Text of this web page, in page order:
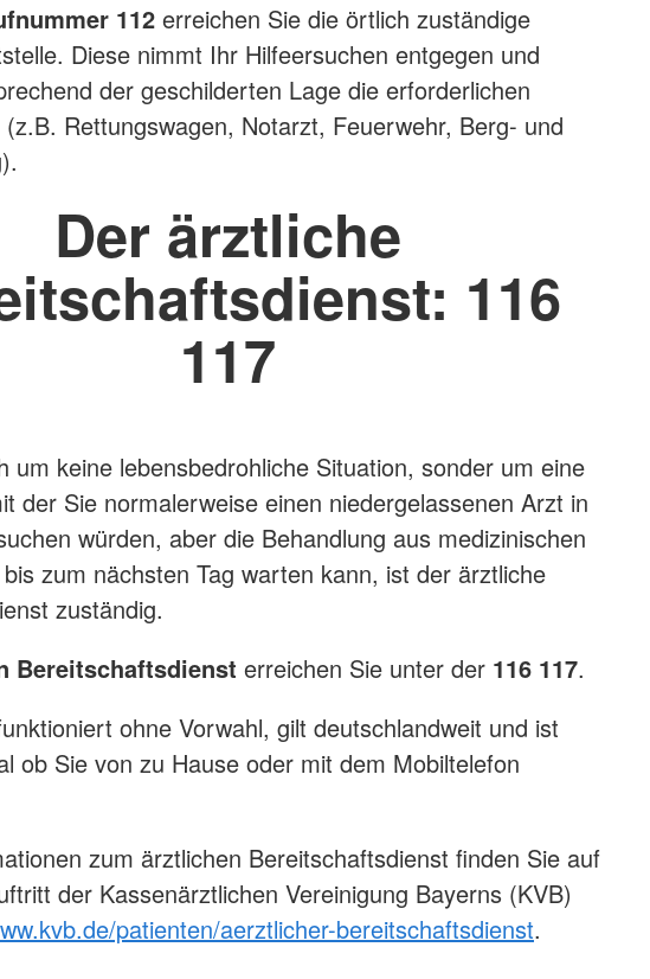
112 erreichen Sie die örtlich zuständige
Diese nimmt Ihr Hilfeersuchen entgegen und
der geschilderten Lage die erforderlichen
Rettungswagen, Notarzt, Feuerwehr, Berg- und
Der ärztliche
116
117
um keine lebensbedrohliche Situation, sonder um eine
der Sie normalerweise einen niedergelassenen Arzt in
würden, aber die Behandlung aus medizinischen
zum nächsten Tag warten kann, ist der ärztliche
zuständig.
Bereitschaftsdienst erreichen Sie unter der 116 117.
ohne Vorwahl, gilt deutschlandweit und ist
ob Sie von zu Hause oder mit dem Mobiltelefon
zum ärztlichen Bereitschaftsdienst finden Sie auf
der Kassenärztlichen Vereinigung Bayerns (KVB)
patienten/aerztlicher-bereitschaftsdienst.